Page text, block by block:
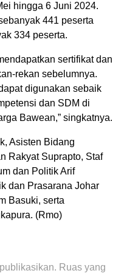
hingga 6 Juni 2024.
441 peserta
334 peserta.
sertifikat dan
rekan sebelumnya.
digunakan sebaik
dan SDM di
Bawean,” singkatnya.
Asisten Bidang
Rakyat Suprapto, Staf
dan Politik Arif
dan Prasarana Johar
Basuki, serta
(Rmo)
Ruas yang